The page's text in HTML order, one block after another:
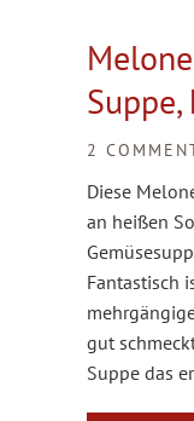
2
Diese
an heißen
Fantastisch
gut
Suppe das